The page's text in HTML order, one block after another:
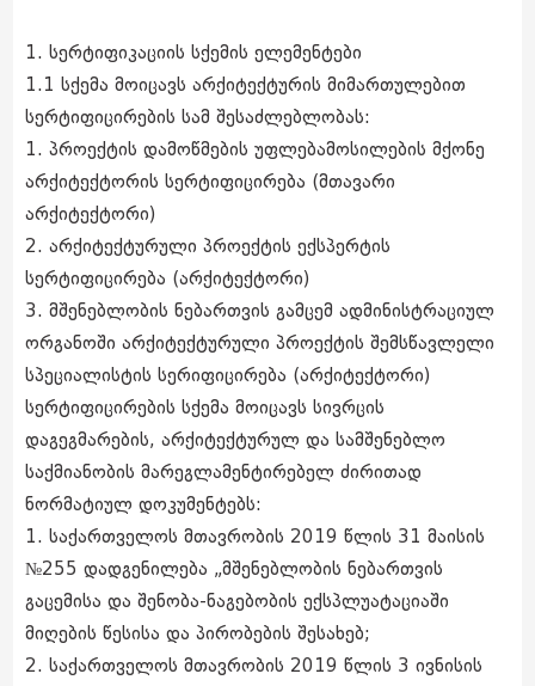
1. სერტიფიკაციის სქემის ელემენტები
1.1 სქემა მოიცავს არქიტექტურის მიმართულებით
სერტიფიცირების სამ შესაძლებლობას:
1. პროექტის დამოწმების უფლებამოსილების მქონე
არქიტექტორის სერტიფიცირება (მთავარი
არქიტექტორი)
2. არქიტექტურული პროექტის ექსპერტის
სერტიფიცირება (არქიტექტორი)
3. მშენებლობის ნებართვის გამცემ ადმინისტრაციულ
ორგანოში არქიტექტურული პროექტის შემსწავლელი
სპეციალისტის სერიფიცირება (არქიტექტორი)
სერტიფიცირების სქემა მოიცავს სივრცის
დაგეგმარების, არქიტექტურულ და სამშენებლო
საქმიანობის მარეგლამენტირებელ ძირითად
ნორმატიულ დოკუმენტებს:
1. საქართველოს მთავრობის 2019 წლის 31 მაისის
№255 დადგენილება „მშენებლობის ნებართვის
გაცემისა და შენობა-ნაგებობის ექსპლუატაციაში
მიღების წესისა და პირობების შესახებ;
2. საქართველოს მთავრობის 2019 წლის 3 ივნისის